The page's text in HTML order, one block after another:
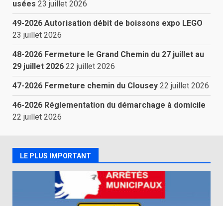
usées 23 juillet 2026
49-2026 Autorisation débit de boissons expo LEGO
23 juillet 2026
48-2026 Fermeture le Grand Chemin du 27 juillet au
29 juillet 2026 22 juillet 2026
47-2026 Fermeture chemin du Clousey 22 juillet 2026
46-2026 Réglementation du démarchage à domicile
22 juillet 2026
LE PLUS IMPORTANT